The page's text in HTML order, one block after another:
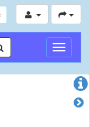
切
換
導